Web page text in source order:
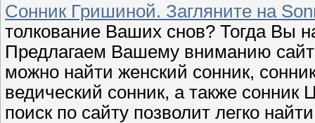
Сонник Гришиной. Загляните на
толкование Ваших снов? Тогда Вы
Предлагаем Вашему вниманию
можно найти женский сонник,
ведический сонник, а также
поиск по сайту позволит легко